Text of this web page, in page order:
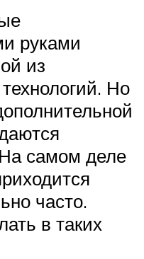
руками
из
Но
самом деле
часто.
в таких